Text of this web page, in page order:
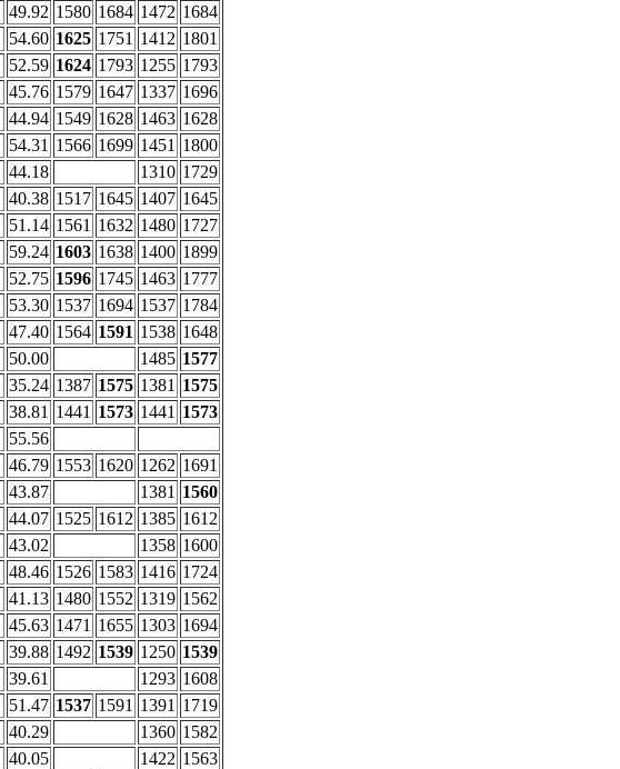
49.92 1580 1684 1472 1684
54.60 1625 1751 1412 1801
52.59 1624 1793 1255 1793
45.76 1579 1647 1337 1696
44.94 1549 1628 1463 1628
54.31 1566 1699 1451 1800
44.18 1310 1729
40.38 1517 1645 1407 1645
51.14 1561 1632 1480 1727
59.24 1603 1638 1400 1899
52.75 1596 1745 1463 1777
53.30 1537 1694 1537 1784
47.40 1564 1591 1538 1648
50.00 1485 1577
35.24 1387 1575 1381 1575
38.81 1441 1573 1441 1573
55.56
46.79 1553 1620 1262 1691
43.87 1381 1560
44.07 1525 1612 1385 1612
43.02 1358 1600
48.46 1526 1583 1416 1724
41.13 1480 1552 1319 1562
45.63 1471 1655 1303 1694
39.88 1492 1539 1250 1539
39.61 1293 1608
51.47 1537 1591 1391 1719
40.29 1360 1582
40.05 1422 1563